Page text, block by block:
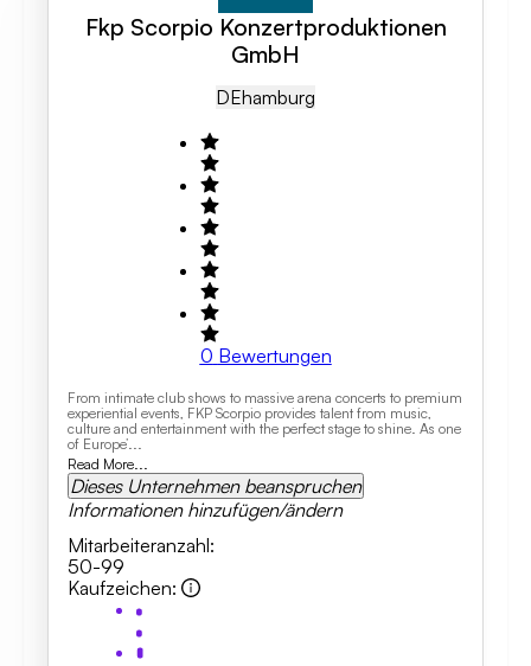
Fkp Scorpio Konzertproduktionen
GmbH
DEHamburg
0 Bewertungen
From intimate club shows to massive arena concerts to premium
experiential events, FKP Scorpio provides talent from music,
culture and entertainment with the perfect stage to shine. As one
of Europe’...
Read More...
Dieses Unternehmen beanspruchen
Informationen hinzufügen/ändern
Mitarbeiteranzahl:
50-99
Kaufzeichen: